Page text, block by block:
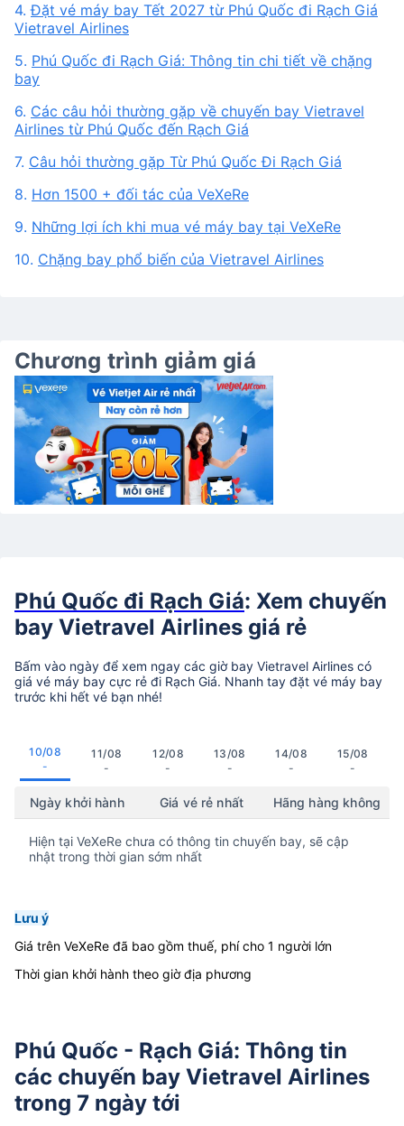
4.Đặt vé máy bay Tết 2027 từ Phú Quốc đi Rạch Giá
Vietravel Airlines
5. Phú Quốc đi Rạch Giá: Thông tin chi tiết về chặng
bay
6. Các câu hỏi thường gặp về chuyến bay Vietravel
Airlines từ Phú Quốc đến Rạch Giá
7. Câu hỏi thường gặp Từ Phú Quốc Đi Rạch Giá
8. Hơn 1500 + đối tác của VeXeRe
9. Những lợi ích khi mua vé máy bay tại VeXeRe
10. Chặng bay phổ biến của Vietravel Airlines
Chương trình giảm giá
Phú Quốc đi Rạch Giá: Xem chuyến
bay Vietravel Airlines giá rẻ
Bấm vào ngày để xem ngay các giờ bay Vietravel Airlines có
giá vé máy bay cực rẻ đi Rạch Giá. Nhanh tay đặt vé máy bay
trước khi hết vé bạn nhé!
10/08
-
11/08
-
12/08
-
13/08
-
14/08
-
15/08
-
Ngày khởi hành Giá vé rẻ nhất Hãng hàng không
Hiện tại VeXeRe chưa có thông tin chuyến bay, sẽ cập
nhật trong thời gian sớm nhất
Lưu ý
Giá trên VeXeRe đã bao gồm thuế, phí cho 1 người lớn
Thời gian khởi hành theo giờ địa phương
Phú Quốc - Rạch Giá: Thông tin
các chuyến bay Vietravel Airlines
trong 7 ngày tới